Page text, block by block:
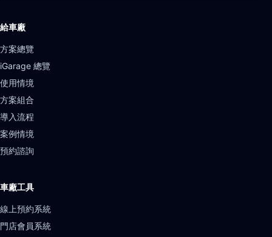
給車廠
方案總覽
iGarage 總覽
使用情境
方案組合
導入流程
案例情境
預約諮詢
車廠工具
線上預約系統
門店會員系統